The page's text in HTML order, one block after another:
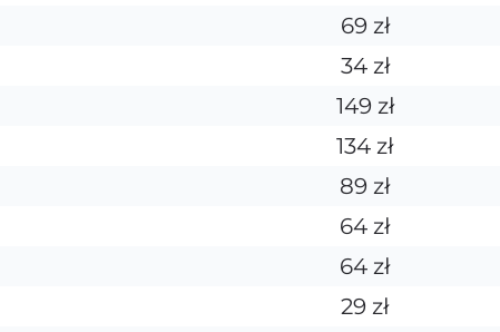
69 zł
34 zł
149 zł
134 zł
89 zł
64 zł
64 zł
29 zł